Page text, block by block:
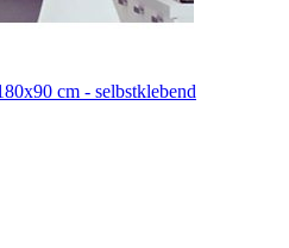
cm - selbstklebend